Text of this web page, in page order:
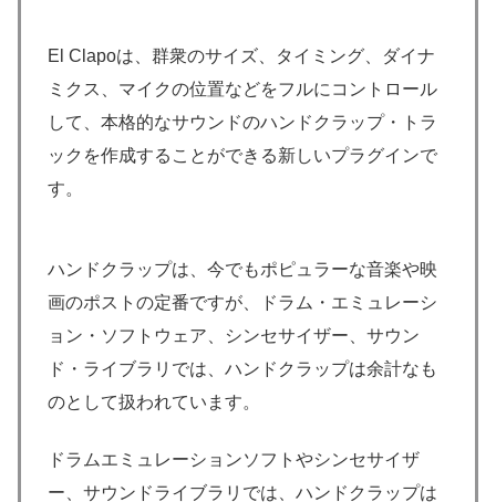
El Clapoは、群衆のサイズ、タイミング、ダイナ
ミクス、マイクの位置などをフルにコントロール
して、本格的なサウンドのハンドクラップ・トラ
ックを作成することができる新しいプラグインで
す。
ハンドクラップは、今でもポピュラーな音楽や映
画のポストの定番ですが、ドラム・エミュレーシ
ョン・ソフトウェア、シンセサイザー、サウン
ド・ライブラリでは、ハンドクラップは余計なも
のとして扱われています。
ドラムエミュレーションソフトやシンセサイザ
ー、サウンドライブラリでは、ハンドクラップは